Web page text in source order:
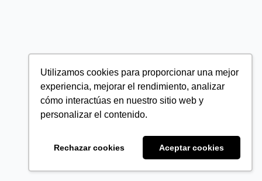
Utilizamos cookies para proporcionar una mejor
experiencia, mejorar el rendimiento, analizar
cómo interactúas en nuestro sitio web y
personalizar el contenido.
Rechazar cookies Aceptar cookies